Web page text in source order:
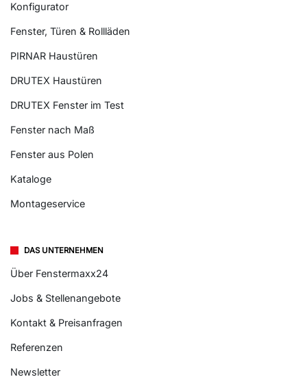
Konfigurator
Fenster, Türen & Rollläden
PIRNAR Haustüren
DRUTEX Haustüren
DRUTEX Fenster im Test
Fenster nach Maß
Fenster aus Polen
Kataloge
Montageservice
DAS UNTERNEHMEN
Über Fenstermaxx24
Jobs & Stellenangebote
Kontakt & Preisanfragen
Referenzen
Newsletter